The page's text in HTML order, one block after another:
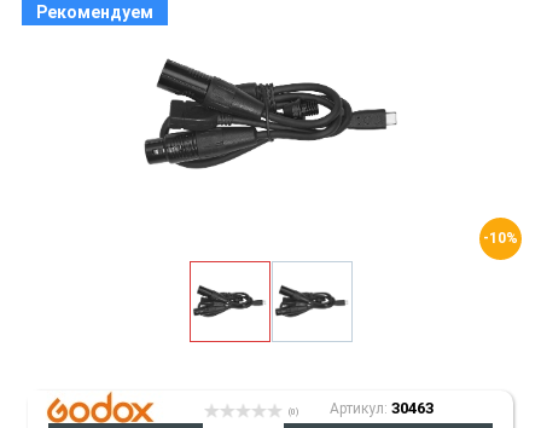
Рекомендуем
-10%
(0) Артикул: 30463